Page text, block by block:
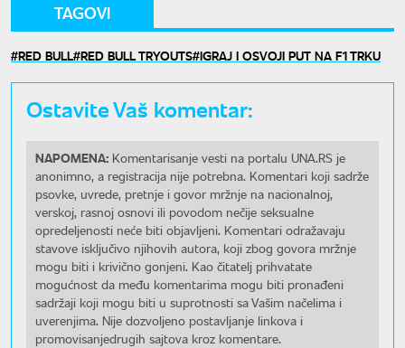
TAGOVI
RED BULL RED BULL TRYOUTS IGRAJ I OSVOJI PUT NA F1 TRKU
Ostavite Vaš komentar:
NAPOMENA: Komentarisanje vesti na portalu UNA.RS je
anonimno, a registracija nije potrebna. Komentari koji sadrže
psovke, uvrede, pretnje i govor mržnje na nacionalnoj,
verskoj, rasnoj osnovi ili povodom nečije seksualne
opredeljenosti neće biti objavljeni. Komentari odražavaju
stavove isključivo njihovih autora, koji zbog govora mržnje
mogu biti i krivično gonjeni. Kao čitatelj prihvatate
mogućnost da među komentarima mogu biti pronađeni
sadržaji koji mogu biti u suprotnosti sa Vašim načelima i
uverenjima. Nije dozvoljeno postavljanje linkova i
promovisanjedrugih sajtova kroz komentare.